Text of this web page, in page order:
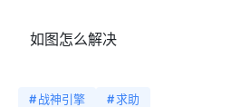
如图怎么解决
#战神引擎 #求助